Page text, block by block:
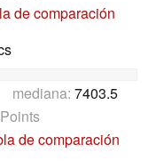
de comparación
mediana: 7403.5
de comparación